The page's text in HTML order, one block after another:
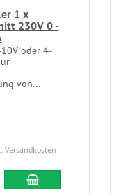
1 x
230V 0 -
oder 4-
von...
Versandkosten
In den Warenkorb